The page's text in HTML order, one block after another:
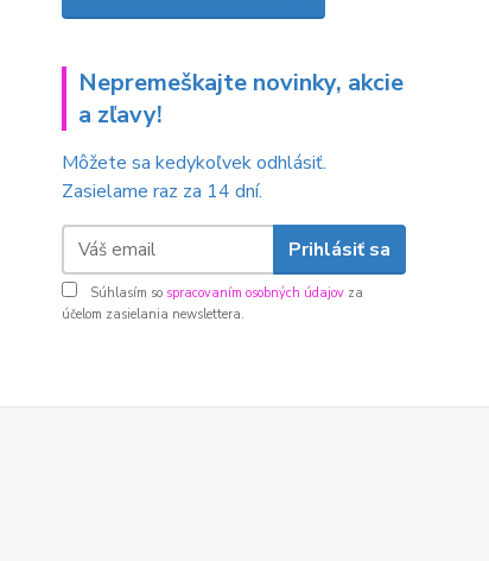
Nepremeškajte novinky, akcie
a zľavy!
Môžete sa kedykoľvek odhlásiť.
Zasielame raz za 14 dní.
Prihlásiť sa
Súhlasím so spracovaním osobných údajov za
účelom zasielania newslettera.